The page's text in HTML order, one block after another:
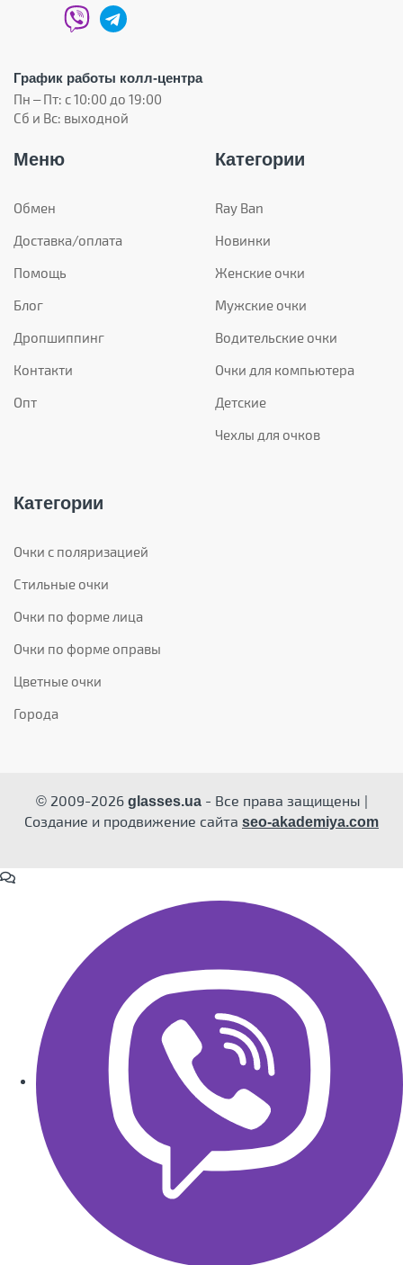
График работы колл-центра
Пн – Пт: с 10:00 до 19:00
Сб и Вс: выходной
Меню
Обмен
Доставка/оплата
Помощь
Блог
Дропшиппинг
Контакти
Опт
Категории
Ray Ban
Новинки
Женские очки
Мужские очки
Водительские очки
Очки для компьютера
Детские
Чехлы для очков
Категории
Очки с поляризацией
Стильные очки
Очки по форме лица
Очки по форме оправы
Цветные очки
Города
© 2009-2026glasses.ua- Все права защищены |
Создание и продвижение сайта seo-akademiya.com